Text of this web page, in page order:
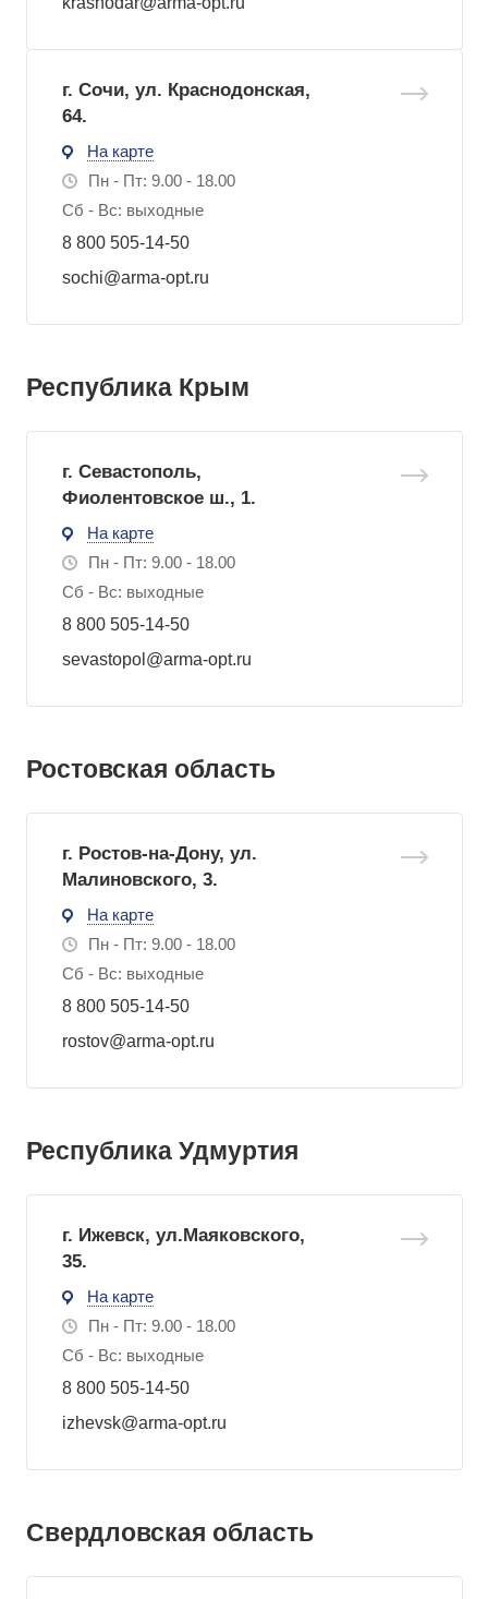
г. Сочи, ул. Краснодонская,
64.
На карте
Пн - Пт: 9.00 - 18.00
Сб - Вс: выходные
8 800 505-14-50
sochi@arma-opt.ru
Республика Крым
г. Севастополь,
Фиолентовское ш., 1.
На карте
Пн - Пт: 9.00 - 18.00
Сб - Вс: выходные
8 800 505-14-50
sevastopol@arma-opt.ru
Ростовская область
г. Ростов-на-Дону, ул.
Малиновского, 3.
На карте
Пн - Пт: 9.00 - 18.00
Сб - Вс: выходные
8 800 505-14-50
rostov@arma-opt.ru
Республика Удмуртия
г. Ижевск, ул.Маяковского,
35.
На карте
Пн - Пт: 9.00 - 18.00
Сб - Вс: выходные
8 800 505-14-50
izhevsk@arma-opt.ru
Свердловская область